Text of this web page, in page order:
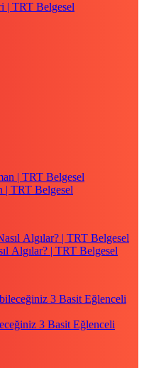
| TRT Belgesel
| TRT Belgesel
Algılar? | TRT Belgesel
3 Basit Eğlenceli